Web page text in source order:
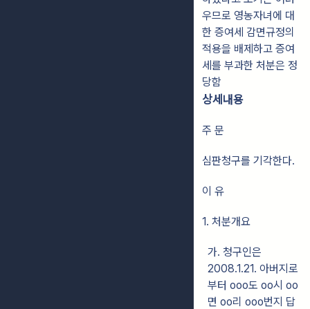
우므로 영농자녀에 대
한 증여세 감면규정의
적용을 배제하고 증여
세를 부과한 처분은 정
당함
상세내용
주 문
심판청구를 기각한다.
이 유
1. 처분개요
가. 청구인은
2008.1.21. 아버지로
부터 ooo도 oo시 oo
면 oo리 ooo번지 답